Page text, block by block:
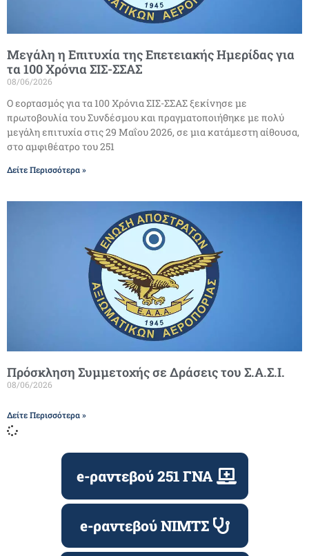
Μεγάλη η Επιτυχία της Επετειακής Ημερίδας για
τα 100 Χρόνια ΣΙΣ-ΣΣΑΣ
08/06/2026
Ο εορτασμός για τα 100 Χρόνια ΣΙΣ-ΣΣΑΣ ξεκίνησε με
πρωτοβουλία του Συνδέσμου και πραγματοποιήθηκε με πολύ
μεγάλη επιτυχία στις 29 Μαΐου 2026, σε μια κατάμεστη αίθουσα,
στο αμφιθέατρο του 251
Δείτε Περισσότερα »
Πρόσκληση Συμμετοχής σε Δράσεις του Σ.Α.Σ.Ι.
08/06/2026
Δείτε Περισσότερα »
e-ραντεβού 251 ΓΝΑ
e-ραντεβού ΝΙΜΤΣ